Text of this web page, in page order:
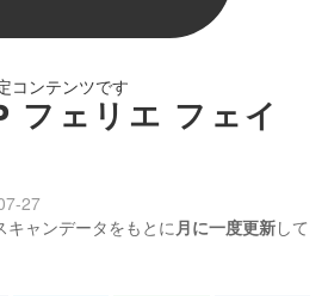
コンテンツです
フェリエ フェイ
キャンデータをもとに月に一度更新して
27